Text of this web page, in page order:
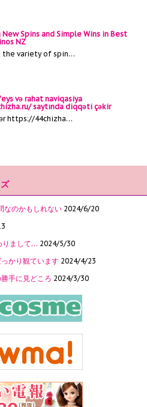
Spins and Simple Wins in Best
NZ
the variety of spin…
və rahat naviqasiya
saytında diqqəti çəkir
https://44chizha…
なのかもしれない 2024/6/20
りまして… 2024/5/30
かり観ています 2024/4/23
手に見どころ 2024/3/30